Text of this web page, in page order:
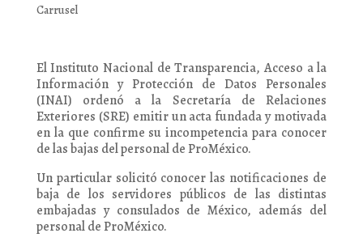
Carrusel
El Instituto Nacional de Transparencia, Acceso a la
Información y Protección de Datos Personales
(INAI) ordenó a la Secretaría de Relaciones
Exteriores (SRE) emitir un acta fundada y motivada
en la que confirme su incompetencia para conocer
de las bajas del personal de ProMéxico.
Un particular solicitó conocer las notificaciones de
baja de los servidores públicos de las distintas
embajadas y consulados de México, además del
personal de ProMéxico.